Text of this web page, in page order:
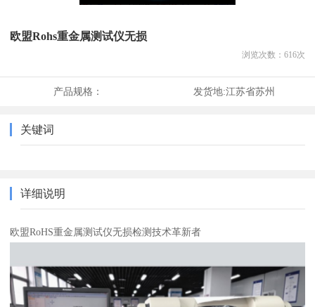
欧盟Rohs重金属测试仪无损
浏览次数： 616次
产品规格： 发货地:江苏省苏州
关键词
详细说明
欧盟RoHS重金属测试仪无损检测技术革新者